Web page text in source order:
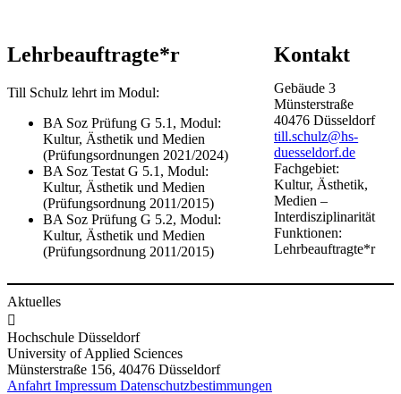
Lehrbeauftragte*r
Till Schulz lehrt im Modul:
​​BA Soz Prüfung G 5.1, Modul:
Kultur, Ästhetik und Medien
(Prüfungsordnungen 2021/2024)
BA Soz Testat G 5.1, Modul:
Kultur, Ästhetik und Medien
(Prüfungsordnung 2011/2015)
BA Soz Prüfung G 5.2, Modul:
Kultur, Ästhetik und Medien
(Prüfungsordnung 2011/2015)​
Kontakt
Gebäude3
Münsterstraße
40476Düsseldorf
till.schulz@hs-
duesseldorf.de
Fachgebiet:
Kultur, Ästhetik,
Medien –
Interdisziplinarität
Funktionen:
Lehrbeauftragte*r
Aktuelles

Hochschule Düsseldorf
University of Applied Sciences
Münsterstraße 156, 40476 Düsseldorf
Anfahrt Impressum Datenschutzbestimmungen